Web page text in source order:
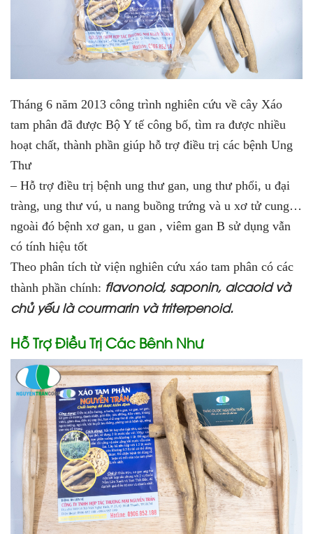
Tháng 6 năm 2013 công trình nghiên cứu về cây Xáo
tam phân đã được Bộ Y tế công bố, tìm ra được nhiều
hoạt chất, thành phần giúp hỗ trợ điều trị các bệnh Ung
Thư
– Hỗ trợ điều trị bệnh ung thư gan, ung thư phổi, u đại
tràng, ung thư vú, u nang buồng trứng và u xơ tử cung…
ngoài đó bệnh xơ gan, u gan , viêm gan B sử dụng vẫn
có tính hiệu tốt
Theo phân tích từ viện nghiên cứu xáo tam phân có các
thành phần chính: flavonoid, saponin, alcaoid và
chủ yếu là courmarin và triterpenoid.
Hỗ Trợ Điều Trị Các Bênh Như